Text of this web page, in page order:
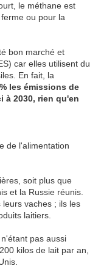
le méthane est
ou pour la
bon marché et
car elles utilisent du
En fait, la
les émissions de
à 2030, rien qu'en
de l'alimentation
soit plus que
et la Russie réunis.
vaches ; ils les
laitiers.
pas aussi
kilos de lait par an,